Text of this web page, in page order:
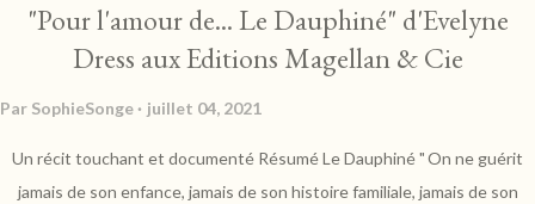
"Pour l'amour de... Le Dauphiné" d'Evelyne
Dress aux Editions Magellan & Cie
Par SophieSonge juillet 04, 2021
Un récit touchant et documenté Résumé Le Dauphiné " On ne guérit
jamais de son enfance, jamais de son histoire familiale, jamais de son